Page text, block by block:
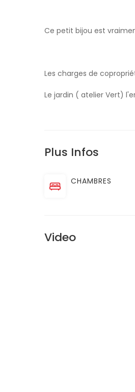
Ce petit bijou est
Les charges de
Le jardin ( atelier Vert)
Plus Infos
CHAMBRES
Video